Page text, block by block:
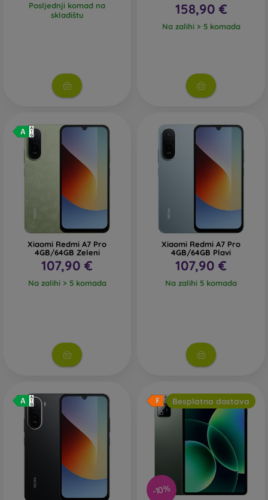
Posljednji komad na
skladištu
158,90 €
Na zalihi > 5 komada
Xiaomi Redmi A7 Pro
4GB/64GB Zeleni
107,90 €
Na zalihi > 5 komada
Xiaomi Redmi A7 Pro
4GB/64GB Plavi
107,90 €
Na zalihi 5 komada
-10%
Besplatna dostava